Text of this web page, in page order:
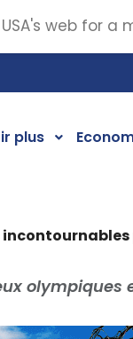
plus
web for a